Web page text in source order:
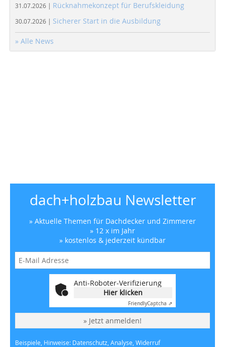
31.07.2026 | Rücknahmekonzept für Berufskleidung
30.07.2026 | Sicherer Start in die Ausbildung
» Alle News
dach+holzbau Newsletter
» Aktuelle Themen für Dachdecker und Zimmerer
» 12 x im Jahr
» kostenlos & jederzeit kündbar
Anti-Roboter-Verifizierung
Hier klicken
FriendlyCaptcha ⇗
» Jetzt anmelden!
Beispiele, Hinweise: Datenschutz, Analyse, Widerruf